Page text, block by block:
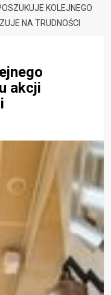
KOLEJNEGO
NA TRUDNOŚCI
akcji